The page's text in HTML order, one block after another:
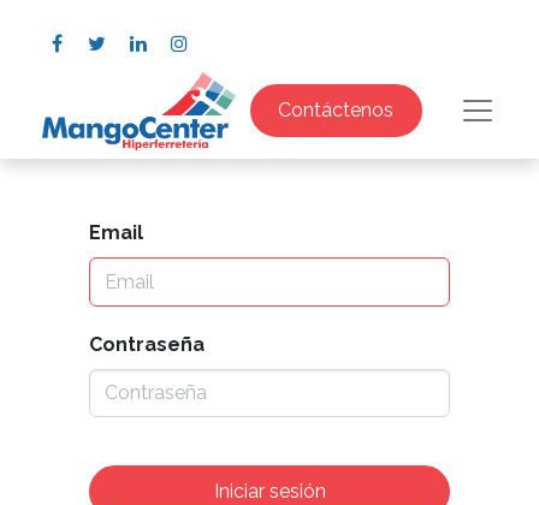
Contáctenos
Email
Contraseña
Iniciar sesión